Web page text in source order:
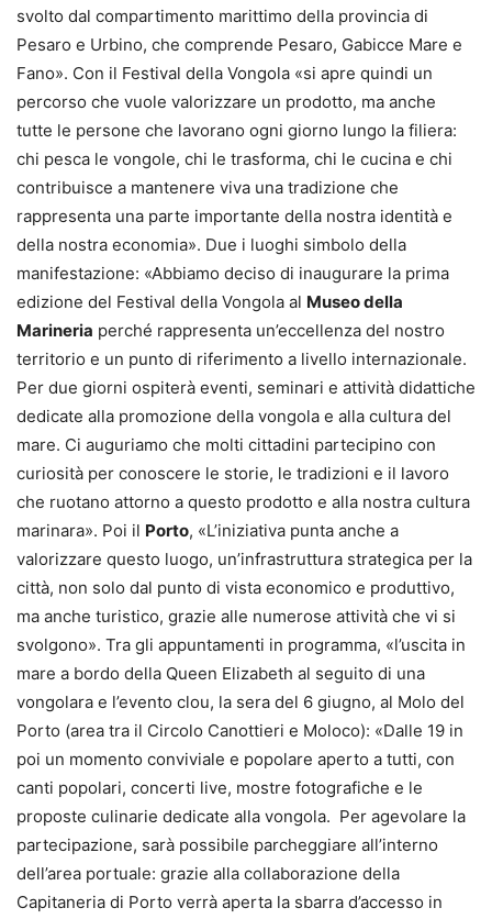
svolto dal compartimento marittimo della provincia di
Pesaro e Urbino, che comprende Pesaro, Gabicce Mare e
Fano». Con il Festival della Vongola «si apre quindi un
percorso che vuole valorizzare un prodotto, ma anche
tutte le persone che lavorano ogni giorno lungo la filiera:
chi pesca le vongole, chi le trasforma, chi le cucina e chi
contribuisce a mantenere viva una tradizione che
rappresenta una parte importante della nostra identità e
della nostra economia». Due i luoghi simbolo della
manifestazione: «Abbiamo deciso di inaugurare la prima
edizione del Festival della Vongola al Museo della
Marineria perché rappresenta un’eccellenza del nostro
territorio e un punto di riferimento a livello internazionale.
Per due giorni ospiterà eventi, seminari e attività didattiche
dedicate alla promozione della vongola e alla cultura del
mare. Ci auguriamo che molti cittadini partecipino con
curiosità per conoscere le storie, le tradizioni e il lavoro
che ruotano attorno a questo prodotto e alla nostra cultura
marinara». Poi il Porto, «L’iniziativa punta anche a
valorizzare questo luogo, un’infrastruttura strategica per la
città, non solo dal punto di vista economico e produttivo,
ma anche turistico, grazie alle numerose attività che vi si
svolgono». Tra gli appuntamenti in programma, «l’uscita in
mare a bordo della Queen Elizabeth al seguito di una
vongolara e l’evento clou, la sera del 6 giugno, al Molo del
Porto (area tra il Circolo Canottieri e Moloco): «Dalle 19 in
poi un momento conviviale e popolare aperto a tutti, con
canti popolari, concerti live, mostre fotografiche e le
proposte culinarie dedicate alla vongola. Per agevolare la
partecipazione, sarà possibile parcheggiare all’interno
dell’area portuale: grazie alla collaborazione della
Capitaneria di Porto verrà aperta la sbarra d’accesso in